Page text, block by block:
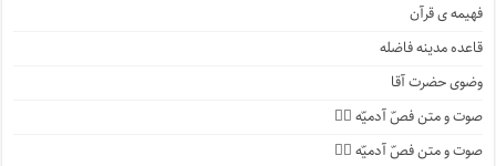
فهیمه ی قرآن
قاعده مدینه فاضله
وضوی حضرت آقا
صوت و متن فصّ آدمیّه ۴️⃣
صوت و متن فصّ آدمیّه ۳️⃣